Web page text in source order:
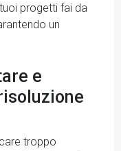
progetti fai da
un
e
troppo